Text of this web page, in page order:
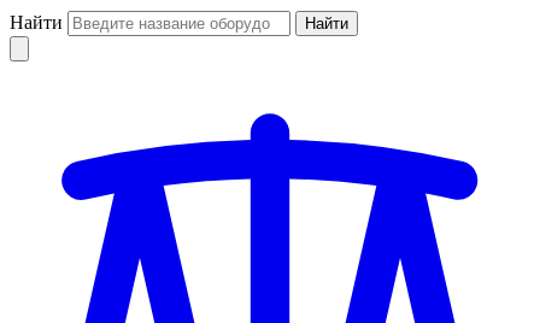
Найти Найти